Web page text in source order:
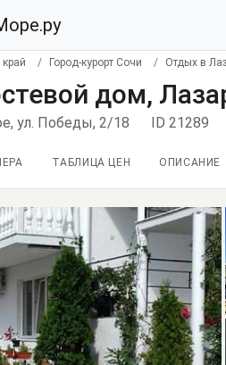
Город-курорт Сочи Отдых в
дом,
ул. Победы, 2/18 ID 21289
ТАБЛИЦА ЦЕН ОПИСАНИЕ